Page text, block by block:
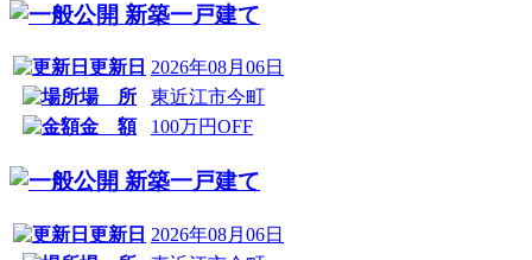
新築一戸建て
更新日 2026年08月06日
場 所
東近江市今町
金 額
100万円OFF
新築一戸建て
更新日 2026年08月06日